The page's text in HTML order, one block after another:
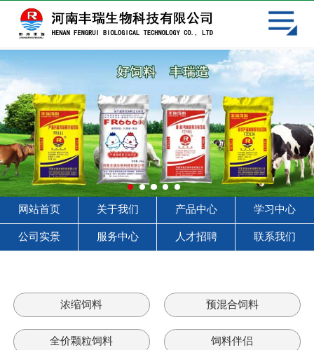
网站首页
关于我们
产品中心
学习中心
客户见证
服务中心
人才招聘
网站首页 关于我们 产品中心 学习中心
公司实景 服务中心 人才招聘 联系我们
浓缩饲料 预混合饲料
全价颗粒饲料 饲料伴侣